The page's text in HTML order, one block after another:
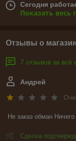
Сегодня
Показать весь
Отзывы о
7 отзывов за всё
Андрей
Не заказ обман
Сделка